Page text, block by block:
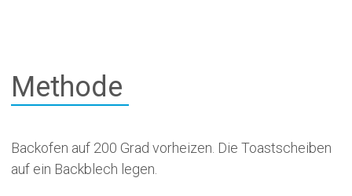
Methode
Backofen auf 200 Grad vorheizen. Die Toastscheiben
auf ein Backblech legen.